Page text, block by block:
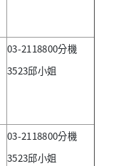
03-2118800分機
3523邱小姐
03-2118800分機
3523邱小姐